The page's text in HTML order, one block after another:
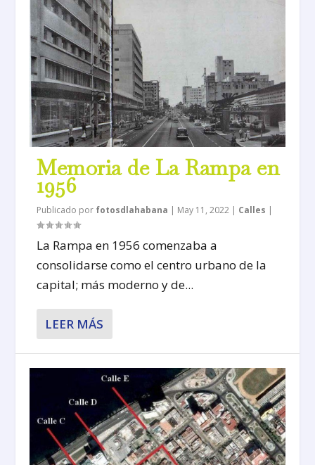
Memoria de La Rampa en
1956
Publicado por fotosdlahabana | May 11, 2022 | Calles |
La Rampa en 1956 comenzaba a
consolidarse como el centro urbano de la
capital; más moderno y de...
LEER MÁS